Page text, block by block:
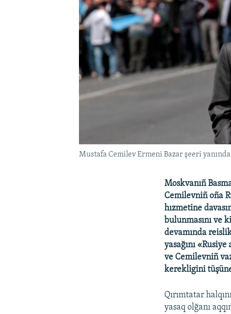
Mustafa Cemilev Ermeni Bazar şeeri
Moskvanıñ
Cemilevniñ oña
hızmetine
bulunmasını ve
devamında
yasağını
ve Cemilevniñ
kerekligini
Qırımtatar
yasaq olğanı